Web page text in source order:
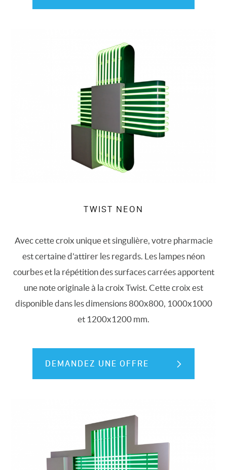
TWIST NEON
Avec cette croix unique et singulière, votre pharmacie
est certaine d'attirer les regards. Les lampes néon
courbes et la répétition des surfaces carrées apportent
une note originale à la croix Twist. Cette croix est
disponible dans les dimensions 800x800, 1000x1000
et 1200x1200 mm.
DEMANDEZ UNE OFFRE